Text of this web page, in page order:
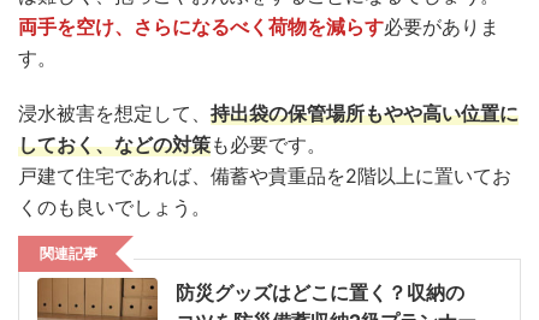
両手を空け、さらになるべく荷物を減らす必要がありま
す。
浸水被害を想定して、 持出袋の保管場所もやや高い位置に
しておく、などの対策も必要です。
戸建て住宅であれば、備蓄や貴重品を2階以上に置いてお
くのも良いでしょう。
関連記事
防災グッズはどこに置く？収納の